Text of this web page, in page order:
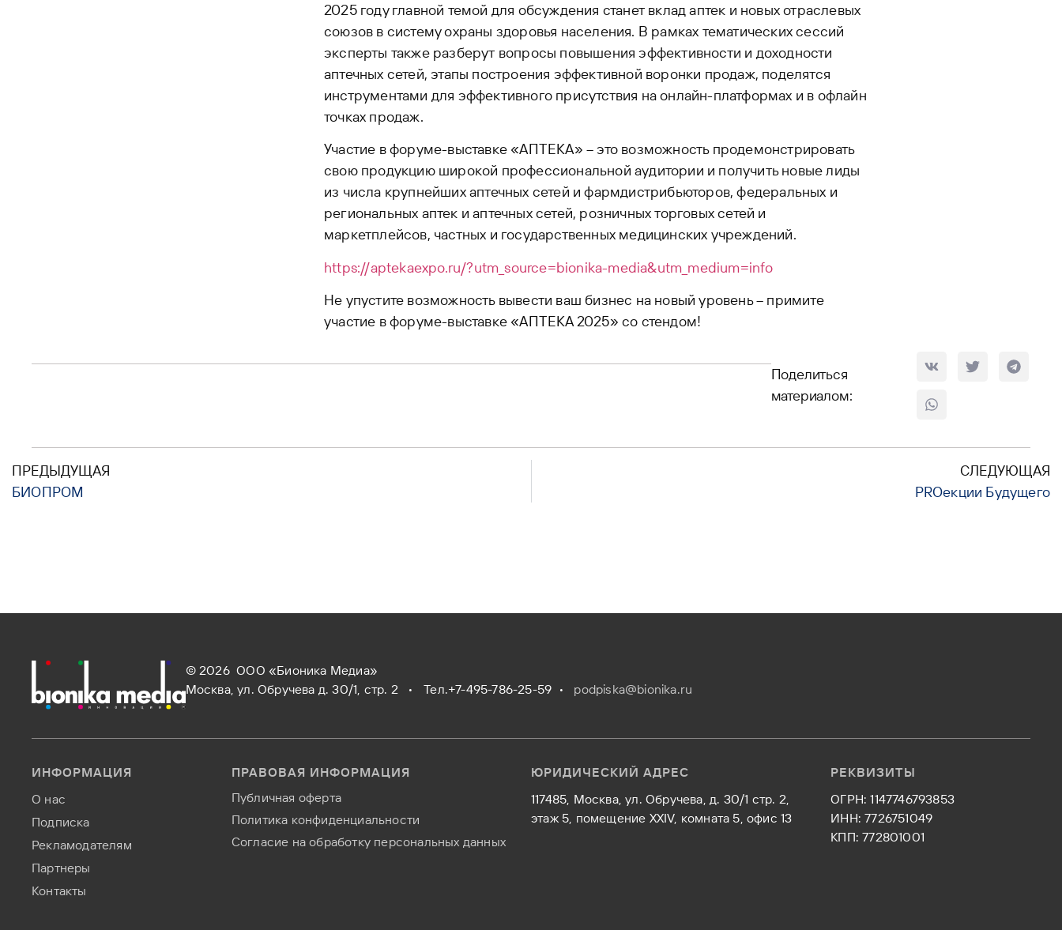
2025 году главной темой для обсуждения станет вклад аптек и новых отраслевых
союзов в систему охраны здоровья населения. В рамках тематических сессий
эксперты также разберут вопросы повышения эффективности и доходности
аптечных сетей, этапы построения эффективной воронки продаж, поделятся
инструментами для эффективного присутствия на онлайн-платформах и в офлайн
точках продаж.
Участие в форуме-выставке «АПТЕКА» – это возможность продемонстрировать
свою продукцию широкой профессиональной аудитории и получить новые лиды
из числа крупнейших аптечных сетей и фармдистрибьюторов, федеральных и
региональных аптек и аптечных сетей, розничных торговых сетей и
маркетплейсов, частных и государственных медицинских учреждений.
https://aptekaexpo.ru/?utm_source=bionika-media&utm_medium=info
Не упустите возможность вывести ваш бизнес на новый уровень – примите
участие в форуме-выставке «АПТЕКА 2025» со стендом!
Поделиться
материалом:
ПРЕДЫДУЩАЯ
БИОПРОМ
СЛЕДУЮЩАЯ
PROекции Будущего
© 2026 ООО «Бионика Медиа»
Москва, ул. Обручева д. 30/1, стр. 2 •Тел.+7-495-786-25-59 • podpiska@bionika.ru
ИНФОРМАЦИЯ
О нас
Подписка
Рекламодателям
Партнеры
Контакты
ПРАВОВАЯ ИНФОРМАЦИЯ
Публичная оферта
Политика конфиденциальности
Согласие на обработку персональных данных
ЮРИДИЧЕСКИЙ АДРЕС
117485, Москва, ул. Обручева, д. 30/1 стр. 2,
этаж 5, помещение XXIV, комната 5, офис 13
РЕКВИЗИТЫ
ОГРН: 1147746793853
ИНН: 7726751049
КПП: 772801001